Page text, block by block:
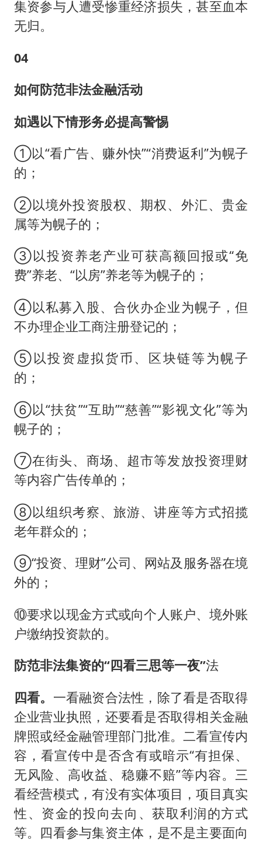
集资参与人遭受惨重经济损失，甚至血本
无归。
04
如何防范非法金融活动
如遇以下情形务必提高警惕
①以“看广告、赚外快”“消费返利”为幌子
的；
②以境外投资股权、期权、外汇、贵金
属等为幌子的；
③以投资养老产业可获高额回报或“免
费”养老、“以房”养老等为幌子的；
④以私募入股、合伙办企业为幌子，但
不办理企业工商注册登记的；
⑤以投资虚拟货币、区块链等为幌子
的；
⑥以“扶贫”“互助”“慈善”“影视文化”等为
幌子的；
⑦在街头、商场、超市等发放投资理财
等内容广告传单的；
⑧以组织考察、旅游、讲座等方式招揽
老年群众的；
⑨“投资、理财”公司、网站及服务器在境
外的；
⑩要求以现金方式或向个人账户、境外账
户缴纳投资款的。
防范非法集资的“四看三思等一夜”法
四看。 一看融资合法性，除了看是否取得
企业营业执照，还要看是否取得相关金融
牌照或经金融管理部门批准。二看宣传内
容，看宣传中是否含有或暗示“有担保、
无风险、高收益、稳赚不赔”等内容。三
看经营模式，有没有实体项目，项目真实
性、资金的投向去向、获取利润的方式
等。四看参与集资主体，是不是主要面向